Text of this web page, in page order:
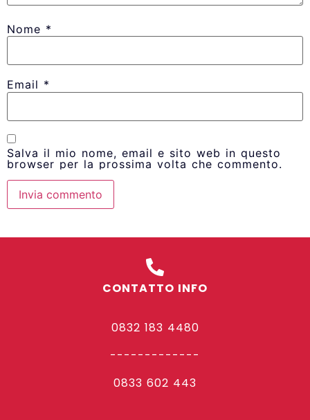
Nome *
Email *
Salva il mio nome, email e sito web in questo
browser per la prossima volta che commento.
CONTATTO INFO
0832 183 4480
-------------
0833 602 443